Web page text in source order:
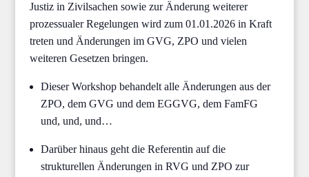
Justiz in Zivilsachen sowie zur Änderung weiterer
prozessualer Regelungen wird zum 01.01.2026 in Kraft
treten und Änderungen im GVG, ZPO und vielen
weiteren Gesetzen bringen.
Dieser Workshop behandelt alle Änderungen aus der
ZPO, dem GVG und dem EGGVG, dem FamFG
und, und, und…
Darüber hinaus geht die Referentin auf die
strukturellen Änderungen in RVG und ZPO zur